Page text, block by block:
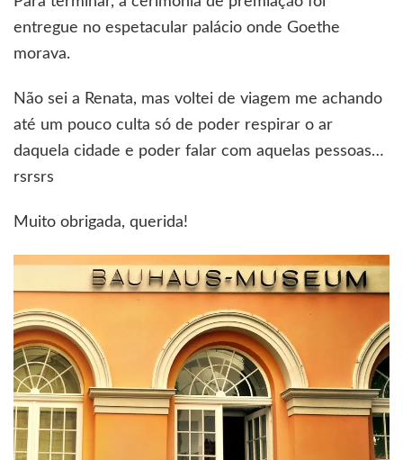
entregue no espetacular palácio onde Goethe
morava.
Não sei a Renata, mas voltei de viagem me achando
até um pouco culta só de poder respirar o ar
daquela cidade e poder falar com aquelas pessoas…
rsrsrs
Muito obrigada, querida!